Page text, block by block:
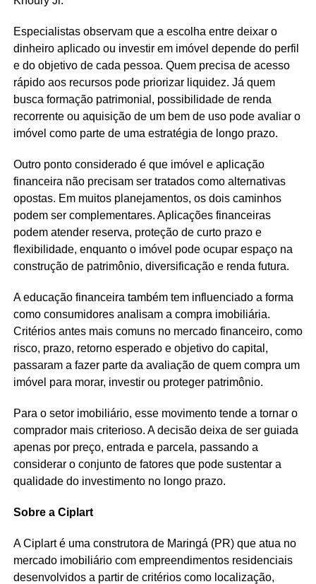
Especialistas observam que a escolha entre deixar o
dinheiro aplicado ou investir em imóvel depende do perfil
e do objetivo de cada pessoa. Quem precisa de acesso
rápido aos recursos pode priorizar liquidez. Já quem
busca formação patrimonial, possibilidade de renda
recorrente ou aquisição de um bem de uso pode avaliar o
imóvel como parte de uma estratégia de longo prazo.
Outro ponto considerado é que imóvel e aplicação
financeira não precisam ser tratados como alternativas
opostas. Em muitos planejamentos, os dois caminhos
podem ser complementares. Aplicações financeiras
podem atender reserva, proteção de curto prazo e
flexibilidade, enquanto o imóvel pode ocupar espaço na
construção de patrimônio, diversificação e renda futura.
A educação financeira também tem influenciado a forma
como consumidores analisam a compra imobiliária.
Critérios antes mais comuns no mercado financeiro, como
risco, prazo, retorno esperado e objetivo do capital,
passaram a fazer parte da avaliação de quem compra um
imóvel para morar, investir ou proteger patrimônio.
Para o setor imobiliário, esse movimento tende a tornar o
comprador mais criterioso. A decisão deixa de ser guiada
apenas por preço, entrada e parcela, passando a
considerar o conjunto de fatores que pode sustentar a
qualidade do investimento no longo prazo.
Sobre a Ciplart
A Ciplart é uma construtora de Maringá (PR) que atua no
mercado imobiliário com empreendimentos residenciais
desenvolvidos a partir de critérios como localização,